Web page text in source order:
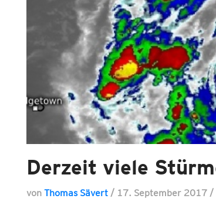
Derzeit viele
von Thomas Sävert / 17. September 2017 /